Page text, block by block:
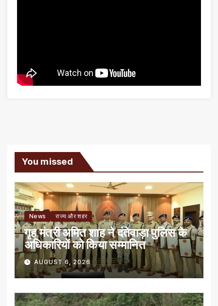
You missed
News राज्य और शहर
गृह मंत्री अमित शाह ने दंतेवाड़ा पुलिस के
अधिकारियों को किया सम्मानित
AUGUST 6, 2026